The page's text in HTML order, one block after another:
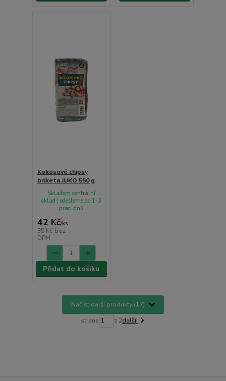
Kokosové chipsy
briketa JUKO 550 g
42 Kč/ks
35 Kč bez
DPH
Skladem centrální
sklad | odešleme do 1-3
prac. dnů
Přidat do košíku
Načíst další produkty (17)
strana z 2další